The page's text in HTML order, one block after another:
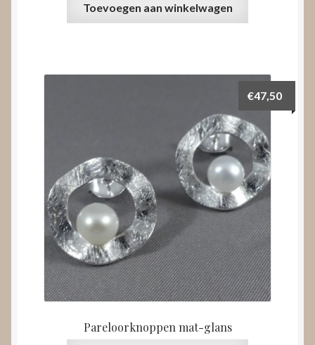
Toevoegen aan winkelwagen
Pareloorknoppen mat-glans
€47,50